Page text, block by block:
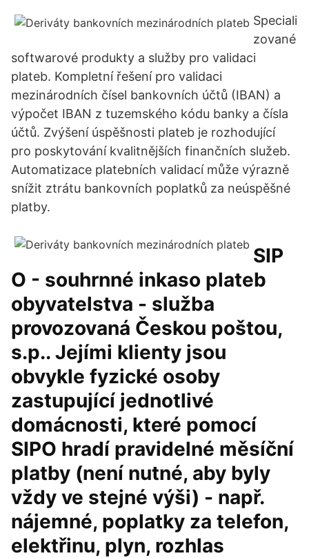
Speciali
zované
softwarové produkty a služby pro validaci
plateb. Kompletní řešení pro validaci
mezinárodních čísel bankovních účtů (IBAN) a
výpočet IBAN z tuzemského kódu banky a čísla
účtů. Zvýšení úspěšnosti plateb je rozhodující
pro poskytování kvalitnějších finančních služeb.
Automatizace platebních validací může výrazně
snížit ztrátu bankovních poplatků za neúspěšné
platby.
SIP
O - souhrnné inkaso plateb
obyvatelstva - služba
provozovaná Českou poštou,
s.p.. Jejími klienty jsou
obvykle fyzické osoby
zastupující jednotlivé
domácnosti, které pomocí
SIPO hradí pravidelné měsíční
platby (není nutné, aby byly
vždy ve stejné výši) - např.
nájemné, poplatky za telefon,
elektřinu, plyn, rozhlas